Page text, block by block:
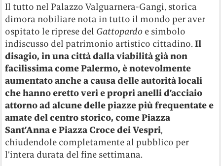
Il tutto nel Palazzo Valguarnera-Gangi, storica
dimora nobiliare nota in tutto il mondo per aver
ospitato le riprese del Gattopardo e simbolo
indiscusso del patrimonio artistico cittadino.Il
disagio, in una città dalla viabilità già non
facilissima come Palermo, è notevolmente
aumentato anche a causa delle autorità locali
che hanno eretto veri e propri anelli d’acciaio
attorno ad alcune delle piazze più frequentate e
amate del centro storico, come Piazza
Sant’Anna e Piazza Croce dei Vespri,
chiudendole completamente al pubblico per
l’intera durata del fine settimana.